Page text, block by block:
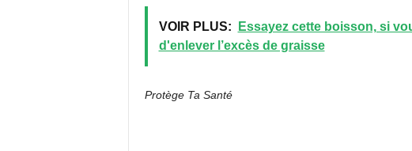
VOIR PLUS:
Essayez cette boisson, si
d'enlever l’excès de graisse
Protège Ta Santé